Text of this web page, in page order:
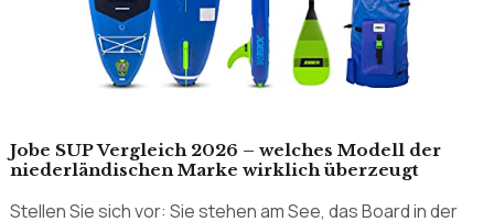
Jobe SUP Vergleich 2026 – welches Modell der
niederländischen Marke wirklich überzeugt
Stellen Sie sich vor: Sie stehen am See, das Board in der
Genau hier kommt ein gutes Jobe SUPins Spiel. Die
niederländische Marke Jobe baut seit über 80 Jahren
Wassersport-Equipment und gehört im SUP-Markt zu den